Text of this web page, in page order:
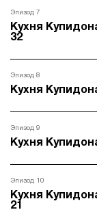
Эпизод 7
Кухня
32
Эпизод 8
Кухня
Эпизод 9
Кухня
Эпизод 10
Кухня
21